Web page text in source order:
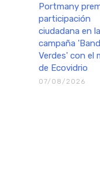
Portmany
participación
ciudadana en la
campaña
Verdes' con el
de Ecovidrio
07/08/2026